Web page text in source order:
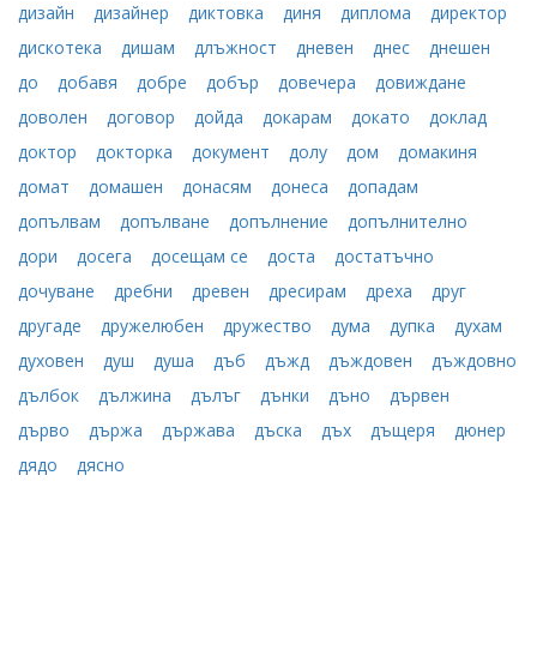
дизайн
дизайнер диктовка диня диплома
директор
дискотека
дишам длъжност дневен днес
днешен
до
добавя добре добър довечера
довиждане
доволен
договор дойда докарам докато
доклад
доктор
докторка документ долу дом
домакиня
домат
домашен донасям донеса
допадам
допълвам
допълване допълнение
допълнително
дори
досега досещам се доста
достатъчно
дочуване
дребни древен дресирам дреха
друг
другаде
дружелюбен дружество дума дупка
духам
духовен
душ душа дъб дъжд дъждовен
дъждовно
дълбок
дължина дълъг дънки дъно
дървен
дърво
държа държава дъска дъх дъщеря
дюнер
дядо
дясно